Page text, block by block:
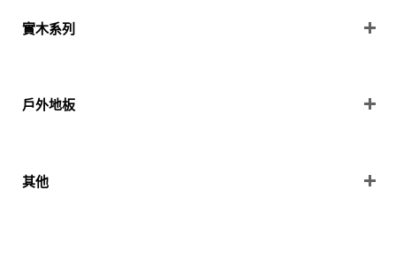
實木系列
戶外地板
其他